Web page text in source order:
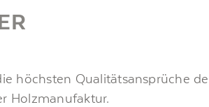
höchsten Qualitätsansprüche
Holzmanufaktur.